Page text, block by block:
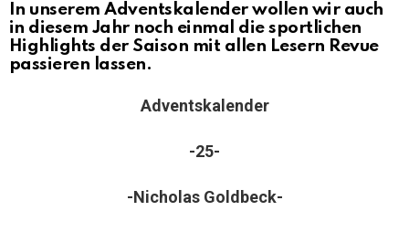
In unserem Adventskalender wollen wir auch
in diesem Jahr noch einmal die sportlichen
Highlights der Saison mit allen Lesern Revue
passieren lassen.
Adventskalender
-25-
-Nicholas Goldbeck-